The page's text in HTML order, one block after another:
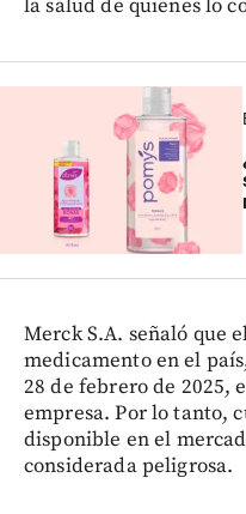
la salud de quienes lo
Merck S.A. señaló que
medicamento en el
28 de febrero de 2025,
empresa. Por lo tanto,
disponible en el
considerada peligrosa.